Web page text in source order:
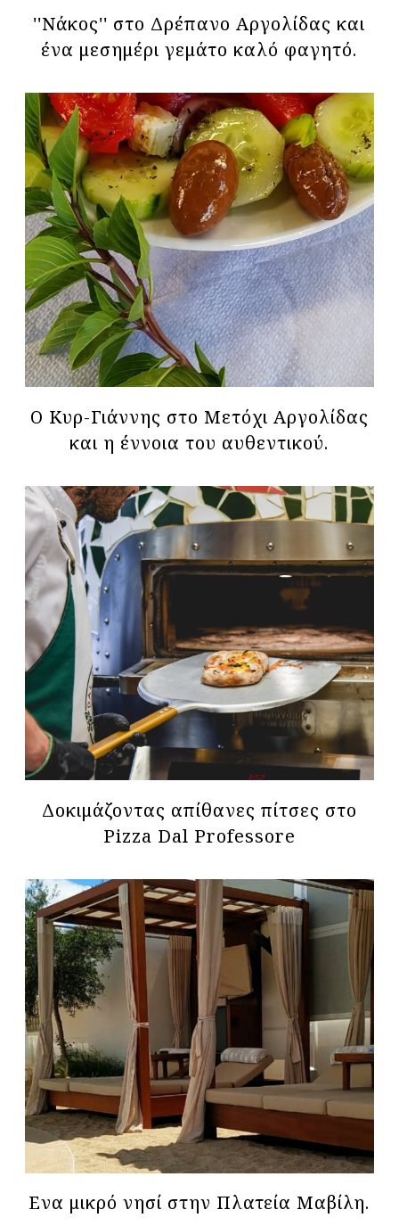
''Νάκος'' στο Δρέπανο Αργολίδας και
ένα μεσημέρι γεμάτο καλό φαγητό.
Ο Κυρ-Γιάννης στο Μετόχι Αργολίδας
και η έννοια του αυθεντικού.
Δoκιμάζοντας απίθανες πίτσες στο
Pizza Dal Professore
Eνα μικρό νησί στην Πλατεία Μαβίλη.